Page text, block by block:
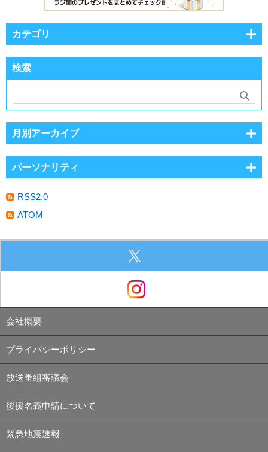
カテゴリ
検索
月別アーカイブ
パーソナリティ
RSS2.0
ATOM
会社概要
プライバシーポリシー
放送番組審議会
後援名義申請について
緊急地震速報